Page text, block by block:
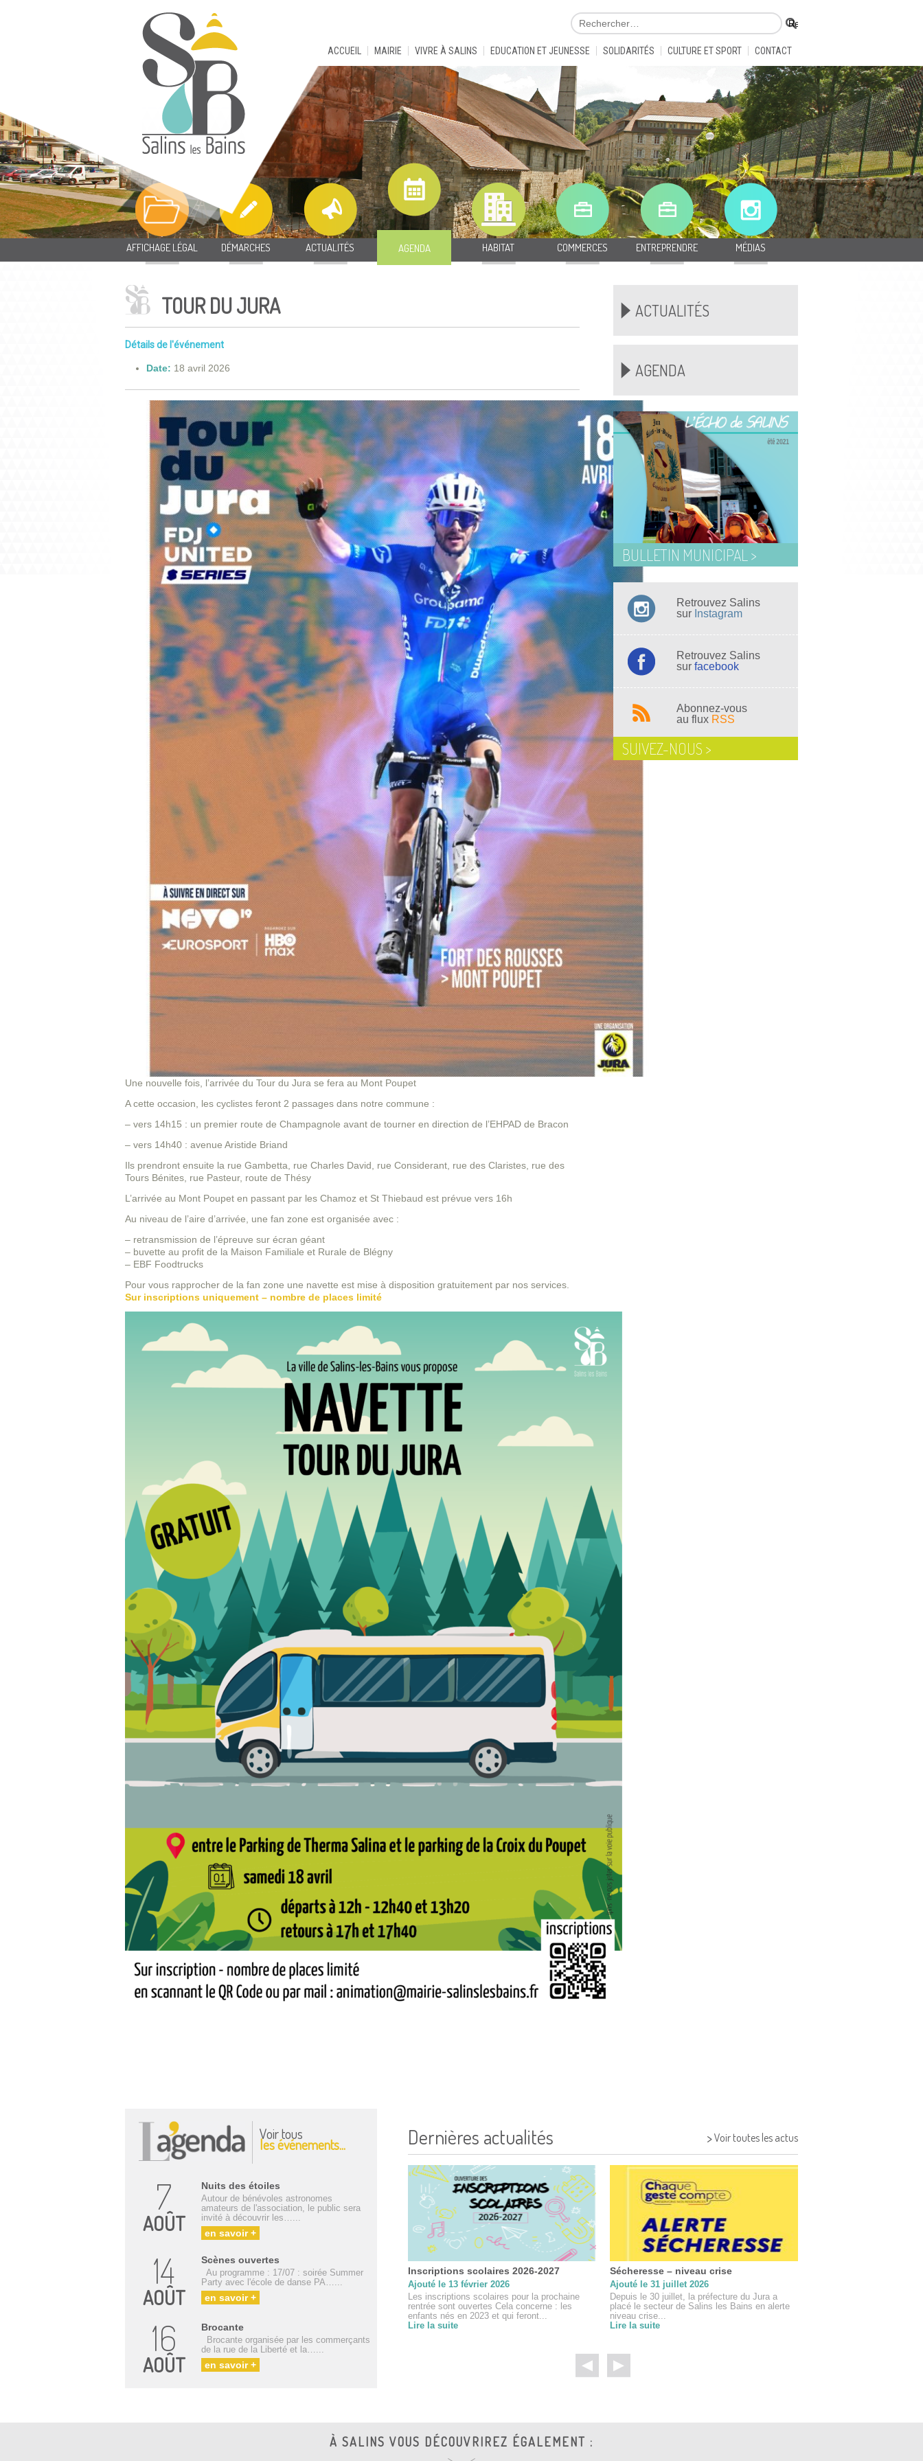
ACCUEIL MAIRIE VIVRE À SALINS EDUCATION ET JEUNESSE SOLIDARITÉS CULTURE ET SPORT CONTACT
AFFICHAGE LÉGAL DÉMARCHES ACTUALITÉS AGENDA HABITAT COMMERCES ENTREPRENDRE MÉDIAS
TOUR DU JURA
Détails de l'événement
Date: 18 avril 2026
Une nouvelle fois, l’arrivée du Tour du Jura se fera au Mont Poupet
A cette occasion, les cyclistes feront 2 passages dans notre commune :
– vers 14h15 : un premier route de Champagnole avant de tourner en direction de l’EHPAD de Bracon
– vers 14h40 : avenue Aristide Briand
Ils prendront ensuite la rue Gambetta, rue Charles David, rue Considerant, rue des Claristes, rue des
Tours Bénites, rue Pasteur, route de Thésy
L’arrivée au Mont Poupet en passant par les Chamoz et St Thiebaud est prévue vers 16h
Au niveau de l’aire d’arrivée, une fan zone est organisée avec :
– retransmission de l’épreuve sur écran géant
– buvette au profit de la Maison Familiale et Rurale de Blégny
– EBF Foodtrucks
Pour vous rapprocher de la fan zone une navette est mise à disposition gratuitement par nos services.
Sur inscriptions uniquement – nombre de places limité
ACTUALITÉS
AGENDA
BULLETIN MUNICIPAL >
SUIVEZ-NOUS >
Retrouvez Salins
sur Instagram
Retrouvez Salins
sur facebook
Abonnez-vous
au flux RSS
Voir tous
les événements...
7
AOÛT
Nuits des étoiles
Autour de bénévoles astronomes
amateurs de l'association, le public sera
invité à découvrir les…...
en savoir +
14
AOÛT
Scènes ouvertes
Au programme : 17/07 : soirée Summer
Party avec l'école de danse PA…...
en savoir +
16
AOÛT
Brocante
Brocante organisée par les commerçants
de la rue de la Liberté et la…...
en savoir +
Dernières actualités >Voir toutes les actus
Inscriptions scolaires 2026-2027
Ajouté le 13 février 2026
Les inscriptions scolaires pour la prochaine
rentrée sont ouvertes Cela concerne : les
enfants nés en 2023 et qui feront...
Lire la suite
Sécheresse – niveau crise
Ajouté le 31 juillet 2026
Depuis le 30 juillet, la préfecture du Jura a
placé le secteur de Salins les Bains en alerte
niveau crise...
Lire la suite
À SALINS VOUS DÉCOUVRIREZ ÉGALEMENT :